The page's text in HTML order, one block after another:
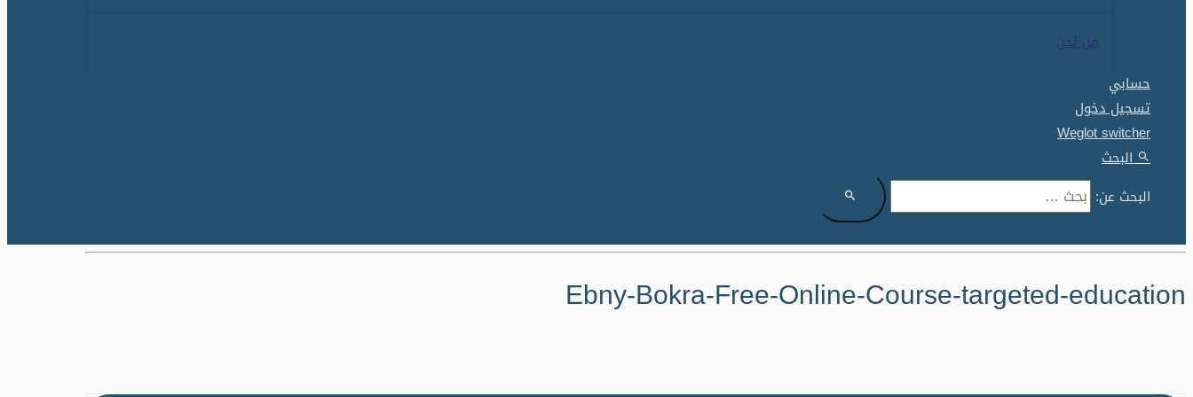
من نحن
حسابي
تسجيل دخول
Weglot switcher
البحث
البحث عن:
Ebny-Bokra-Free-Online-Course-targeted-education